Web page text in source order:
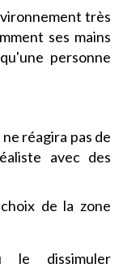
très
ses mains
personne
réagira pas de
avec des
de la zone
le dissimuler